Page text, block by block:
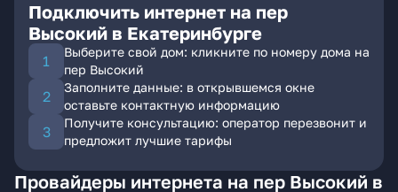
Подключить интернет на пер
Высокий в Екатеринбурге
Выберите свой дом: кликните по номеру дома на
пер Высокий
Заполните данные: в открывшемся окне
оставьте контактную информацию
Получите консультацию: оператор перезвонит и
предложит лучшие тарифы
Провайдеры интернета на пер Высокий в